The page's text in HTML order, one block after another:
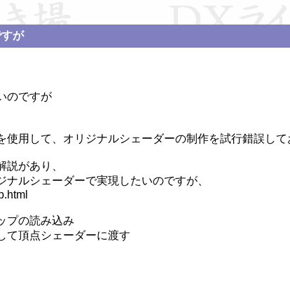
が
のですが
用して、オリジナルシェーダーの制作を試行錯誤して
があり、
ルシェーダーで実現したいのですが、
プの読み込み
て頂点シェーダーに渡す